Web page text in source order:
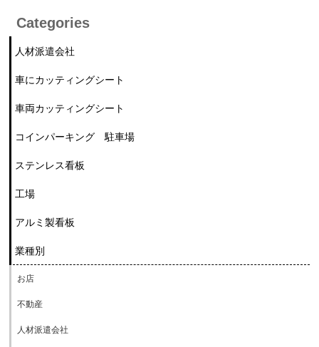
Categories
人材派遣会社
車にカッティングシート
車両カッティングシート
コインパーキング 駐車場
ステンレス看板
工場
アルミ製看板
業種別
お店
不動産
人材派遣会社